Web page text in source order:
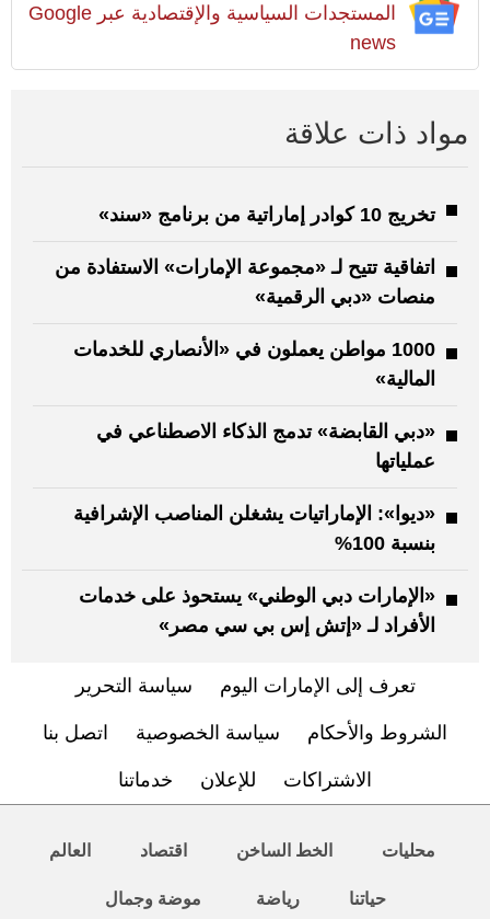
المستجدات السياسية والإقتصادية عبر Google
news
مواد ذات علاقة
تخريج 10 كوادر إماراتية من برنامج «سند»
اتفاقية تتيح لـ «مجموعة الإمارات» الاستفادة من
منصات «دبي الرقمية»
1000 مواطن يعملون في «الأنصاري للخدمات
المالية»
«دبي القابضة» تدمج الذكاء الاصطناعي في
عملياتها
«ديوا»: الإماراتيات يشغلن المناصب الإشرافية
بنسبة 100%
«الإمارات دبي الوطني» يستحوذ على خدمات
الأفراد لـ «إتش إس بي سي مصر»
تعرف إلى الإمارات اليوم سياسة التحرير
الشروط والأحكام سياسة الخصوصية اتصل بنا
الاشتراكات للإعلان خدماتنا
محليات الخط الساخن اقتصاد العالم
حياتنا رياضة موضة وجمال